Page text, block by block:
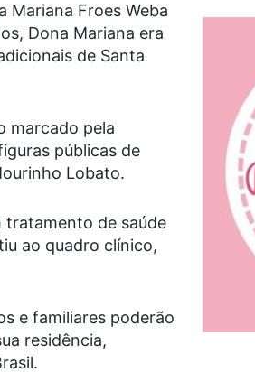
Mariana Froes Weba
Dona Mariana era
de Santa
marcado pela
públicas de
Lobato.
tratamento de saúde
ao quadro clínico,
e familiares poderão
residência,